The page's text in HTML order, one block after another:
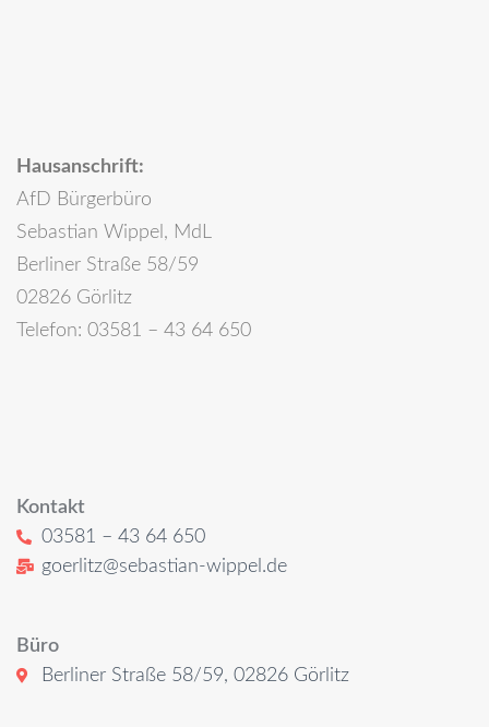
Hausanschrift:
AfD Bürgerbüro
Sebastian Wippel, MdL
Berliner Straße 58/59
02826 Görlitz
Telefon: 03581 – 43 64 650
Kontakt
03581 – 43 64 650
goerlitz@sebastian-wippel.de
Büro
Berliner Straße 58/59, 02826 Görlitz